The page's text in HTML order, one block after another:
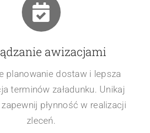
awizacjami
planowanie dostaw i lepsza
terminów załadunku. Unikaj
płynność w realizacji
zleceń.